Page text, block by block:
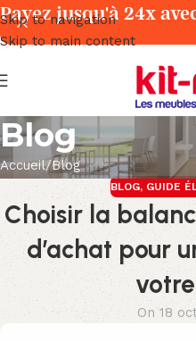
Skip to navigation
Skip to main content
Blog
Accueil Blog
BLOG, GUIDE
Choisir la
d’achat pour
On 18
Payez jusqu'à 24x